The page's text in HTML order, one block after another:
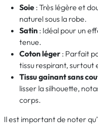
Soie : Très légère et
naturel sous la robe.
Satin : Idéal pour un
tenue.
Coton léger : Parfait
tissu respirant, surtout
Tissu gainant sans
lisser la silhouette,
corps.
Il est important de noter